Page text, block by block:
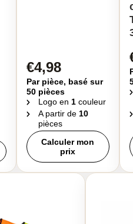
€4,98
Par pièce, basé sur
50 pièces
Logo en 1couleur
A partir de 10
pièces
Calculer mon
prix